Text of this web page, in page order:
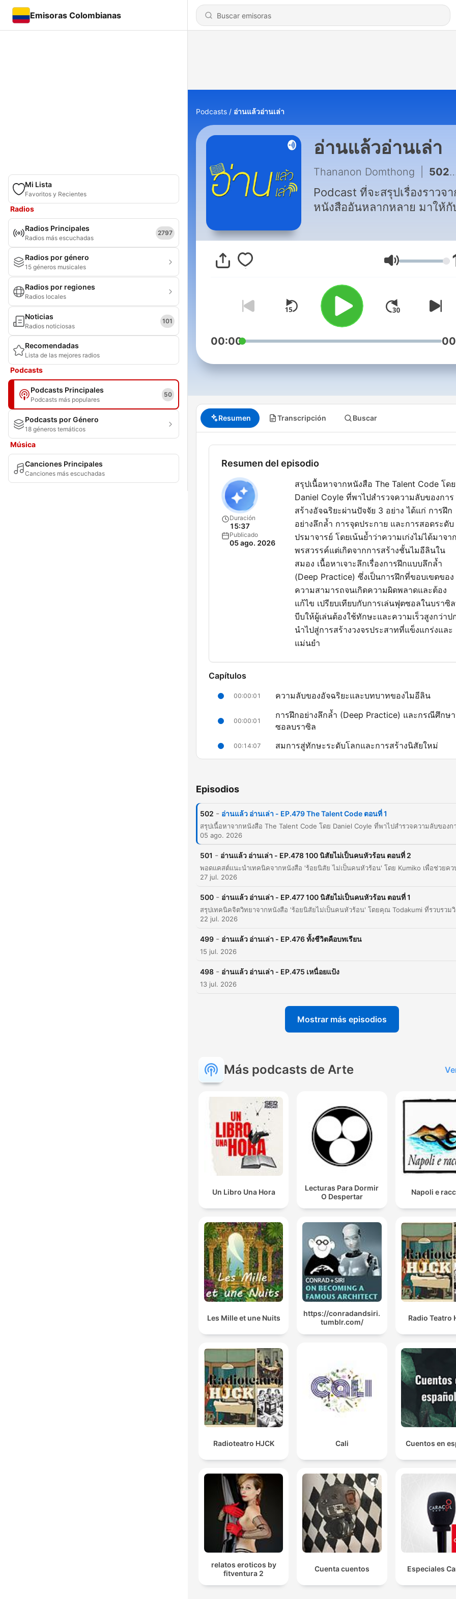
Emisoras Colombianas
Mi Lista
Favoritos y Recientes
Radios
Radios Principales
Radios más escuchadas
2797
Radios por género
15 géneros musicales
Radios por regiones
Radios locales
Noticias
Radios noticiosas
101
Recomendadas
Lista de las mejores radios
Podcasts
Podcasts Principales
Podcasts más populares
50
Podcasts por Género
18 géneros temáticos
Música
Canciones Principales
Canciones más escuchadas
Podcasts อ่านแล้วอ่านเล่า
อ่านแล้วอ่านเล่า
Thananon Domthong 502 - อ่านแล้ว อ่านเล่า - EP.479 The Talent Code ตอนที่ 1
Podcast ที่จะสรุปเรื่องราวจา
หนังสืออันหลากหลาย มาให้
Volumen
00:00
Resumen Transcripción Buscar
Resumen del episodio
Duración
15:37
Publicado
05 ago. 2026
สรุปเนื้อหาจากหนังสือ The Talent Code โดย
Daniel Coyle ที่พาไปสำรวจความลับของการ
สร้างอัจฉริยะผ่านปัจจัย 3 อย่าง ได้แก่ การฝึก
อย่างลึกล้ำ การจุดประกาย และการสอดระดับ
ปรมาจารย์ โดยเน้นย้ำว่าความเก่งไม่ได้มาจาก
พรสวรรค์แต่เกิดจากการสร้างชั้นไมอีลินใน
สมอง เนื้อหาเจาะลึกเรื่องการฝึกแบบลึกล้ำ
(Deep Practice) ซึ่งเป็นการฝึกที่ขอบเขตของ
ความสามารถจนเกิดความผิดพลาดและต้อง
แก้ไข เปรียบเทียบกับการเล่นฟุตซอลในบราซิ
บีบให้ผู้เล่นต้องใช้ทักษะและความเร็วสูงกว่าป
นำไปสู่การสร้างวงจรประสาทที่แข็งแกร่งและ
แม่นยำ
Capítulos
00:00:01 ความลับของอัจฉริยะและบทบาทของไมอีลิน
00:00:01
การฝึกอย่างลึกล้ำ (Deep Practice) และกรณีศึกษ
ซอลบราซิล
00:14:07 สมการสู่ทักษะระดับโลกและการสร้างนิสัยใหม่
มันไม่ใช่เรื่องของพรสวรรร์หรือว่าเรื่องของพันธุกกรรมแต่ว่า
มันเป็นผลจากสามปัจจัยที่ประกอบกันแล้วออกมาเป็นสูตรสำเ
ในการปั้นคนเก่งระดับโลกที่ใครๆ ก็ทำตามได้
เกี่ยวกับการสร้างอัจฉริยะ
เหมือนคล้าย ๆ กับชนวนชนวนยางที่หุ้มใส่ไฟเอาไว้ไม่ให้ไฟรู้
ออกไปซึ่งมันจะ ที่เป็นส่งระหว่างใยประสาท มันแรงขึ้น แล้
00:00:01 · อธิบายกลไกการทำงานของไมอีลินในระบบประสาทที่ช่ว
00:00:01 · ยกตัวอย่างความสำคัญของพื้นที่แคบในกีฬาฟุตซอลที่ช่วย
เพิ่มโอกาสการฝึกฝนทักษะแบบลึกล้ำ
หมื่นชั่วโมงครับ มันจะกลายเป็นทักษะหลับโลกครับ
ที่ถูกต้องร่วมกับจำนวนชั่วโมงที่มากพอ
Episodios
502 - อ่านแล้ว อ่านเล่า - EP.479 The Talent Code ตอนที่ 1
05 ago. 2026
501 - อ่านแล้ว อ่านเล่า - EP.478 100 นิสัยไม่เป็นคนหัวร้อน ตอนที่ 2
27 jul. 2026
500 - อ่านแล้ว อ่านเล่า - EP.477 100 นิสัยไม่เป็นคนหัวร้อน ตอนที่ 1
22 jul. 2026
499 - อ่านแล้ว อ่านเล่า - EP.476 ทั้งชีวิตคือบทเรียน
15 jul. 2026
498 - อ่านแล้ว อ่านเล่า - EP.475 เหนื่อยแป้ง
13 jul. 2026
Mostrar más episodios
Más podcasts de Arte
Un Libro Una Hora
Lecturas Para Dormir
O Despertar
Napoli e
Les Mille et une Nuits
https://conradandsiri.
tumblr.com/
Radio Teatro
Radioteatro HJCK Cali Cuentos en
relatos eroticos by
fitventura 2
Cuenta cuentos Especiales